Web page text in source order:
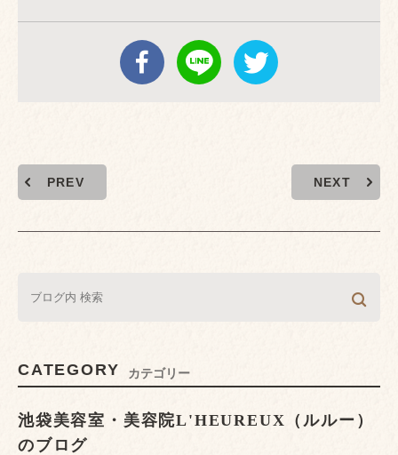
PREV NEXT
CATEGORY カテゴリー
池袋美容室・美容院L'HEUREUX（ルルー）
のブログ